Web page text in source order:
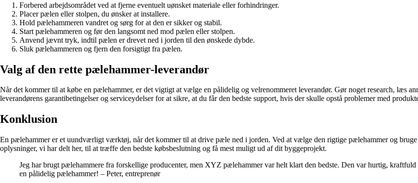
Forbered arbejdsområdet ved at fjerne eventuelt uønsket materiale eller forhindringer.
Placer pælen eller stolpen, du ønsker at installere.
Hold pælehammeren vandret og sørg for at den er sikker og stabil.
Start pælehammeren og før den langsomt ned mod pælen eller stolpen.
Anvend jævnt tryk, indtil pælen er drevet ned i jorden til den ønskede dybde.
Sluk pælehammeren og fjern den forsigtigt fra pælen.
Valg af den rette pælehammer-leverandør
Når det kommer til at købe en pælehammer, er det vigtigt at vælge en pålidelig og velrenommeret leverandør. Gør noget research, læs
leverandørens garantibetingelser og serviceydelser for at sikre, at du får den bedste support, hvis der skulle opstå problemer med
Konklusion
En pælehammer er et uundværligt værktøj, når det kommer til at drive pæle ned i jorden. Ved at vælge den rigtige pælehammer og
oplysninger, vi har delt her, til at træffe den bedste købsbeslutning og få mest muligt ud af dit byggeprojekt.
Jeg har brugt pælehammere fra forskellige producenter, men XYZ pælehammer var helt klart den bedste. Den var hurtig,
en pålidelig pælehammer! – Peter, entreprenør